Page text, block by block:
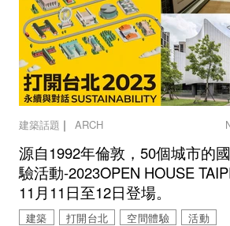
建築話題 ｜ARCH
源自1992年倫敦，50個城市的
驗活動-2023OPEN HOUSE
11月11日至12日登場。
建築 打開台北 空間體驗 活動